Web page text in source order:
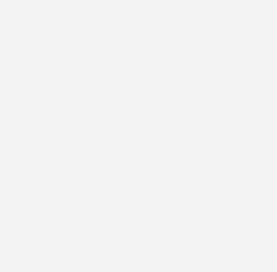
eine stromintesive Sache.
kann die Ausspielung der
an Erneuerbaren im Netz